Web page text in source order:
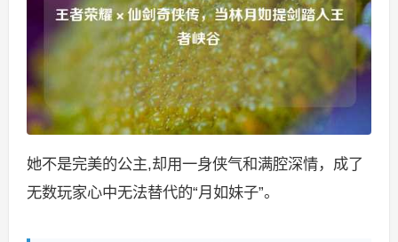
她不是完美的公主,却用一身侠气和满腔深情，成了
无数玩家心中无法替代的“月如妹子”。